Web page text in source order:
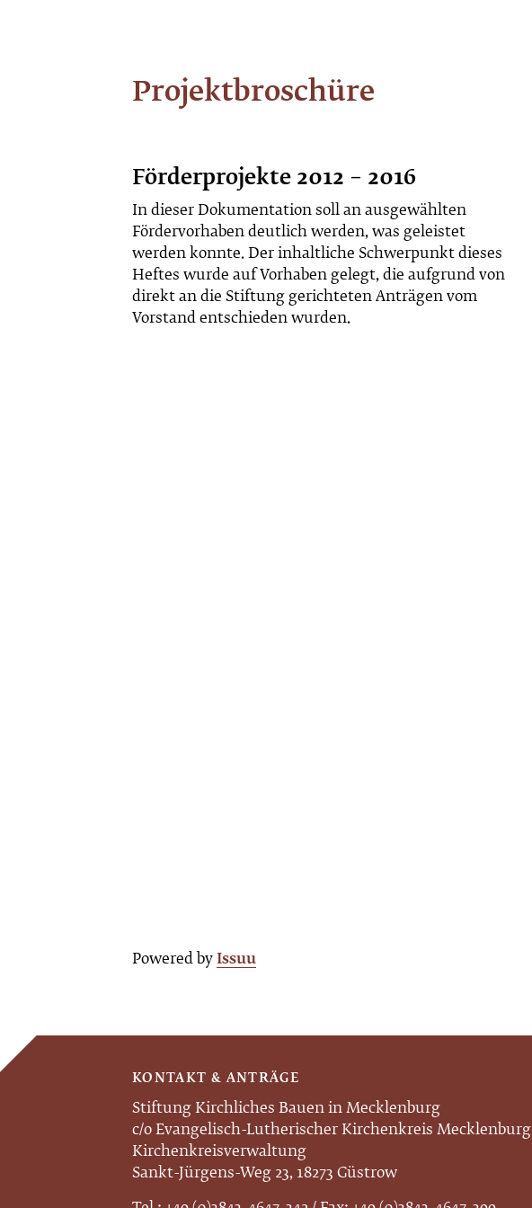
Projektbroschüre
Förderprojekte 2012 – 2016
In dieser Dokumentation soll an ausgewählten
Fördervorhaben deutlich werden, was geleistet
werden konnte. Der inhaltliche Schwerpunkt dieses
Heftes wurde auf Vorhaben gelegt, die aufgrund von
direkt an die Stiftung gerichteten Anträgen vom
Vorstand entschieden wurden.
Powered by Issuu
KONTAKT & ANTRÄGE
Stiftung Kirchliches Bauen in Mecklenburg
c/o Evangelisch-Lutherischer Kirchenkreis Mecklenburg
Kirchenkreisverwaltung
Sankt-Jürgens-Weg 23, 18273 Güstrow